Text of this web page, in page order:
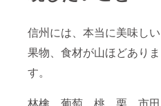
信州には、本当に美味しい
果物、食材が山ほどありま
す。